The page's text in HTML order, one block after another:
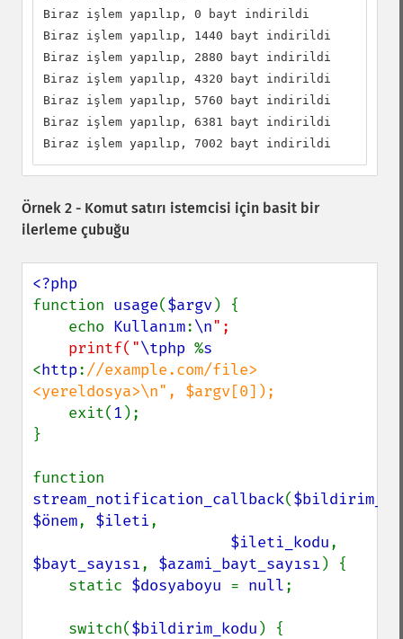
Biraz işlem yapılıp, 0 bayt indirildi
Biraz işlem yapılıp, 1440 bayt indirildi
Biraz işlem yapılıp, 2880 bayt indirildi
Biraz işlem yapılıp, 4320 bayt indirildi
Biraz işlem yapılıp, 5760 bayt indirildi
Biraz işlem yapılıp, 6381 bayt indirildi
Biraz işlem yapılıp, 7002 bayt indirildi
Örnek 2 - Komut satırı istemcisi için basit bir
ilerleme çubuğu
function usage($argv) {
    echo
Kullanım:\n";
    printf("
\tphp %
<http://example.com/file>
<yereldosya>\n", $argv[0]);
exit(1 );
}
stream_notification_callback(
$önem, $ileti,
$ileti_kodu
$bayt_sayısı, $azami_bayt_sayısı ) {
    static
$dosyaboyu = null;
    switch(
$bildirim_kodu ) {